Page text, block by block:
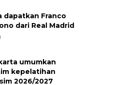
dapatkan Franco
dari Real Madrid
umumkan
kepelatihan
2026/2027